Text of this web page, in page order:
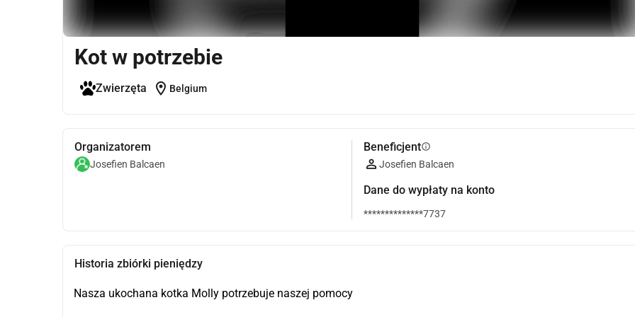
Kot w potrzebie
Zwierzęta location_on Belgium
Organizatorem
Josefien Balcaen
Beneficjentinfo
Josefien Balcaen
Dane do wypłaty na konto
**************7737
Historia zbiórki pieniędzy
Nasza ukochana kotka Molly potrzebuje naszej pomocy